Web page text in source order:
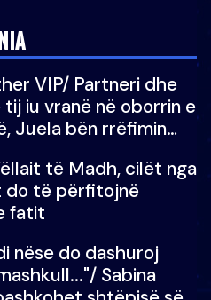
VIP/ Partneri dhe
iu vranë në oborrin e
Juela bën rrëfimin
por zemra
të Madh, cilët nga
do të përfitojnë
fatit
nëse do dashuroj
Sabina